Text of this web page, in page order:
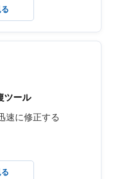
ツール
速に修正する